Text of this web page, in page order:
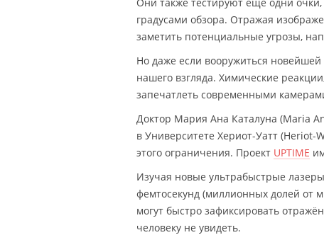
градусами обзора. Отражая
заметить потенциальные угрозы,
Но даже если вооружиться новейшей
нашего взгляда. Химические
запечатлеть современными
Доктор Мария Ана Каталуна (Maria
в Университете Хериот-Уатт (Heriot-
этого ограничения. Проект UPTIME
Изучая новые ультрабыстрые
фемтосекунд (миллионных долей от
могут быстро зафиксировать
человеку не увидеть.